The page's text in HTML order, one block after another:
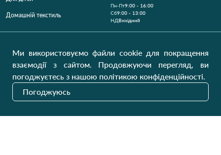
Домашній текстиль
Пн-Пт9:00 - 16:00
Cб9:00 - 13:00
НДВихідний
Наші оновлення
Ми використовуємо файли cookie для покращення
взаємодії з сайтом. Продовжуючи перегляд, ви
погоджуєтесь з нашою політикою конфіденційності.
Погоджуюсь